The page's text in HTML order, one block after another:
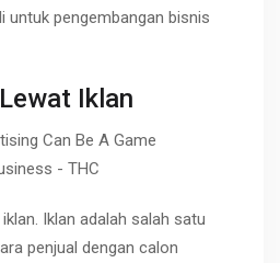
untuk pengembangan bisnis
Iklan
Iklan adalah salah satu
penjual dengan calon